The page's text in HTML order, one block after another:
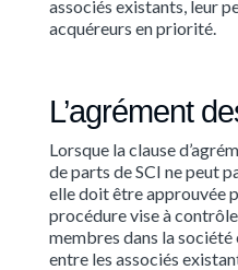
associés existants, leur
acquéreurs en priorité.
L’agrément
Lorsque la clause
de parts de SCI ne peut
elle doit être approuvée
procédure vise à
membres dans la
entre les associés